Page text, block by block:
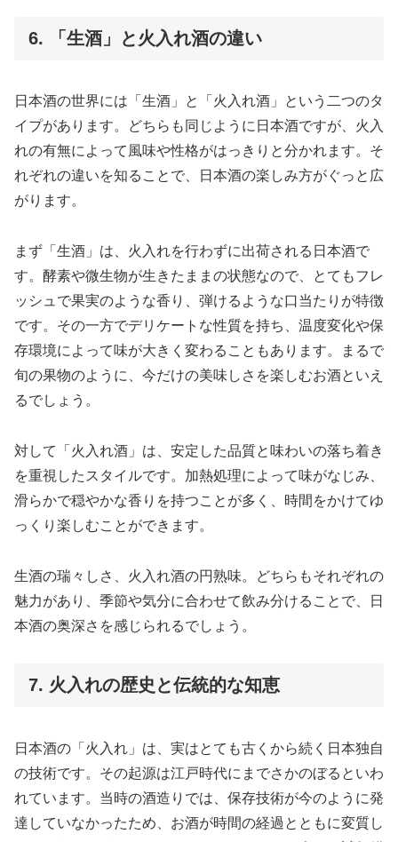
6. 「生酒」と火入れ酒の違い
日本酒の世界には「生酒」と「火入れ酒」という二つのタ
イプがあります。どちらも同じように日本酒ですが、火入
れの有無によって風味や性格がはっきりと分かれます。そ
れぞれの違いを知ることで、日本酒の楽しみ方がぐっと広
がります。
まず「生酒」は、火入れを行わずに出荷される日本酒で
す。酵素や微生物が生きたままの状態なので、とてもフレ
ッシュで果実のような香り、弾けるような口当たりが特徴
です。その一方でデリケートな性質を持ち、温度変化や保
存環境によって味が大きく変わることもあります。まるで
旬の果物のように、今だけの美味しさを楽しむお酒といえ
るでしょう。
対して「火入れ酒」は、安定した品質と味わいの落ち着き
を重視したスタイルです。加熱処理によって味がなじみ、
滑らかで穏やかな香りを持つことが多く、時間をかけてゆ
っくり楽しむことができます。
生酒の瑞々しさ、火入れ酒の円熟味。どちらもそれぞれの
魅力があり、季節や気分に合わせて飲み分けることで、日
本酒の奥深さを感じられるでしょう。
7. 火入れの歴史と伝統的な知恵
日本酒の「火入れ」は、実はとても古くから続く日本独自
の技術です。その起源は江戸時代にまでさかのぼるといわ
れています。当時の酒造りでは、保存技術が今のように発
達していなかったため、お酒が時間の経過とともに変質し